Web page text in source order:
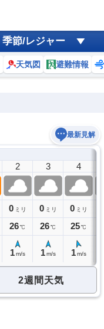
季節/レジャー
天気図 避難情報
最新見解
2
0 ミリ
26℃
1 m/s
3
0 ミリ
26℃
1 m/s
4
0 ミリ
25℃
1 m/s
2週間天気